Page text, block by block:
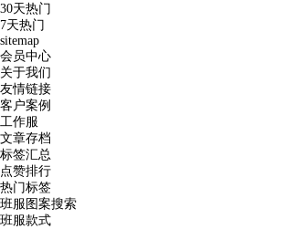
30天热门
7天热门
sitemap
会员中心
关于我们
友情链接
客户案例
工作服
文章存档
标签汇总
点赞排行
热门标签
班服图案搜索
班服款式